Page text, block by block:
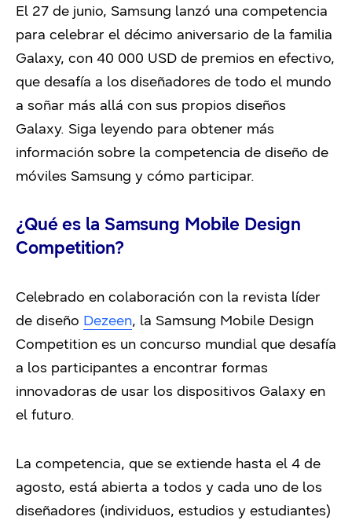
El 27 de junio, Samsung lanzó una competencia
para celebrar el décimo aniversario de la familia
Galaxy, con 40 000 USD de premios en efectivo,
que desafía a los diseñadores de todo el mundo
a soñar más allá con sus propios diseños
Galaxy. Siga leyendo para obtener más
información sobre la competencia de diseño de
móviles Samsung y cómo participar.
¿Qué es la Samsung Mobile Design
Competition?
Celebrado en colaboración con la revista líder
de diseño Dezeen, la Samsung Mobile Design
Competition es un concurso mundial que desafía
a los participantes a encontrar formas
innovadoras de usar los dispositivos Galaxy en
el futuro.
La competencia, que se extiende hasta el 4 de
agosto, está abierta a todos y cada uno de los
diseñadores (individuos, estudios y estudiantes)